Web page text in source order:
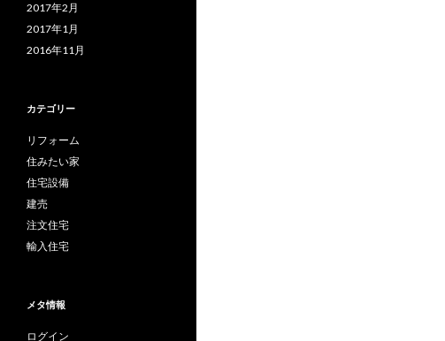
2017年2月
2017年1月
2016年11月
カテゴリー
リフォーム
住みたい家
住宅設備
建売
注文住宅
輸入住宅
メタ情報
ログイン